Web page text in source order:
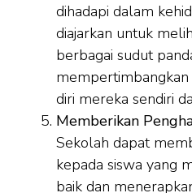
dihadapi dalam
diajarkan untuk
berbagai sudut
diri mereka sendiri
Memberikan
Sekolah dapat
kepada siswa yang
baik dan